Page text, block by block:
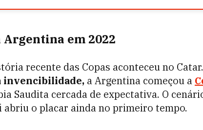
em 2022
recente das Copas aconteceu no
invencibilidade, a Argentina começou a
Saudita cercada de expectativa. O
o placar ainda no primeiro tempo.